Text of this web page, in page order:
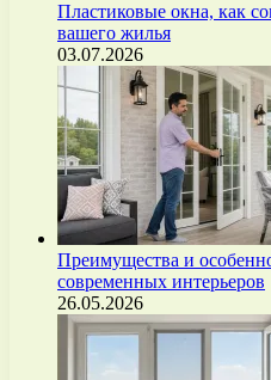
Пластиковые окна, как
вашего жилья
03.07.2026
Преимущества и
современных интерьеров
26.05.2026